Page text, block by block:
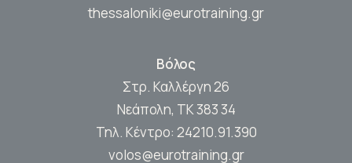
thessaloniki@eurotraining.gr
Βόλος
Στρ. Καλλέργη 26
Νεάπολη, ΤΚ 383 34
Τηλ. Κέντρο: 24210.91.390
volos@eurotraining.gr